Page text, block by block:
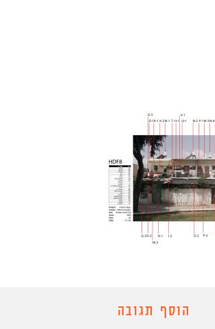
הוסף תגובה